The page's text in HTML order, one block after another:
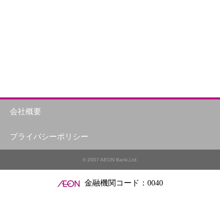
会社概要
プライバシーポリシー
© 2007 AEON Bank,Ltd.
金融機関コード：0040